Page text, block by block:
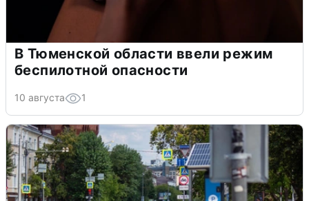
В Тюменской области ввели режим
беспилотной опасности
10 августа 1